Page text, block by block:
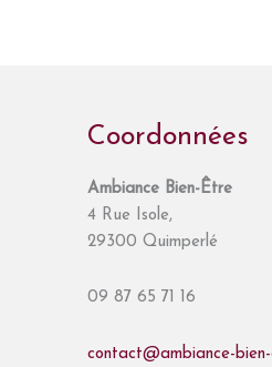
Coordonnées
Ambiance Bien-Être
4 Rue Isole,
29300 Quimperlé
09 87 65 71 16
contact@ambiance-